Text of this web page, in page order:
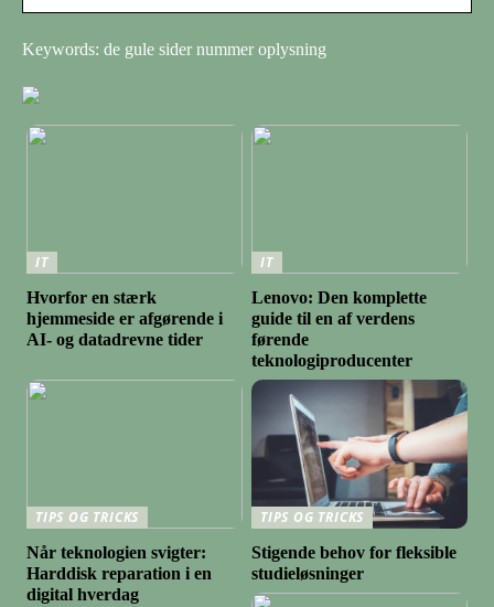
Keywords: de gule sider nummer oplysning
IT
Hvorfor en stærk
hjemmeside er afgørende i
AI- og datadrevne tider
IT
Lenovo: Den komplette
guide til en af verdens
førende
teknologiproducenter
TIPS OG TRICKS
Når teknologien svigter:
Harddisk reparation i en
digital hverdag
TIPS OG TRICKS
Stigende behov for fleksible
studieløsninger